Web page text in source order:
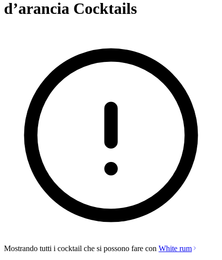
d’arancia Cocktails
Mostrando tutti i cocktail che si possono fare con White rum